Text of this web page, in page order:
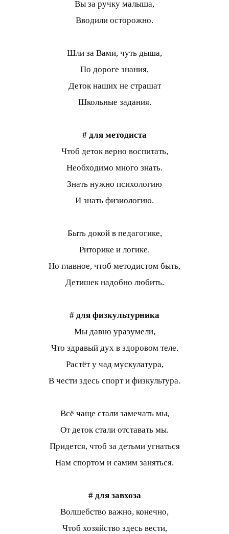
Вы за ручку малыша,
Вводили осторожно.
Шли за Вами, чуть дыша,
По дороге знания,
Деток наших не страшат
Школьные задания.
# для методиста
Чтоб деток верно воспитать,
Необходимо много знать.
Знать нужно психологию
И знать физиологию.
Быть докой в педагогике,
Риторике и логике.
Но главное, чтоб методистом быть,
Детишек надобно любить.
# для физкультурника
Мы давно уразумели,
Что здравый дух в здоровом теле.
Растёт у чад мускулатура,
В чести здесь спорт и физкультура.
Всё чаще стали замечать мы,
От деток стали отставать мы.
Придется, чтоб за детьми угнаться
Нам спортом и самим заняться.
# для завхоза
Волшебство важно, конечно,
Чтоб хозяйство здесь вести,